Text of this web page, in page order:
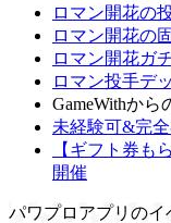
ロマン開花の
ロマン開花の
ロマン開花ガ
ロマン投手デ
GameWithから
未経験可&完
【ギフト券も
開催
パワプロアプリの